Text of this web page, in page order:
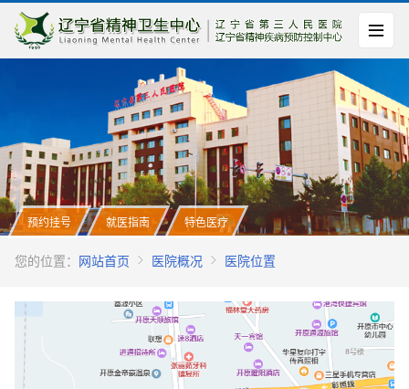
预约挂号 就医指南 特色医疗
您的位置： 网站首页 医院概况 医院位置